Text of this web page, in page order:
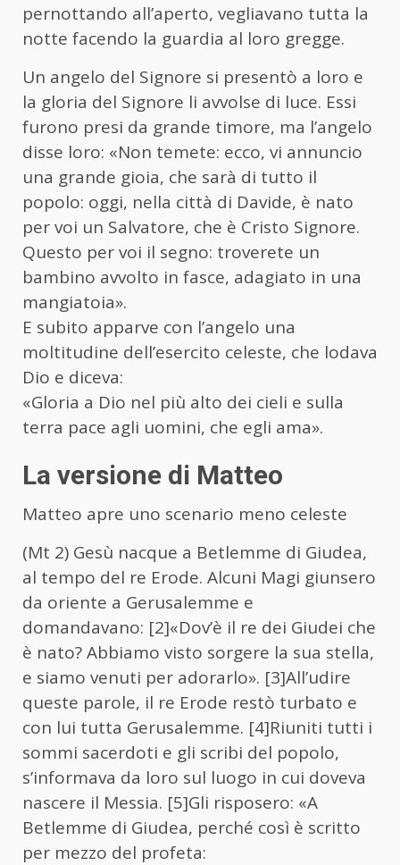
pernottando all’aperto, vegliavano tutta la
notte facendo la guardia al loro gregge.
Un angelo del Signore si presentò a loro e
la gloria del Signore li avvolse di luce. Essi
furono presi da grande timore, ma l’angelo
disse loro: «Non temete: ecco, vi annuncio
una grande gioia, che sarà di tutto il
popolo: oggi, nella città di Davide, è nato
per voi un Salvatore, che è Cristo Signore.
Questo per voi il segno: troverete un
bambino avvolto in fasce, adagiato in una
mangiatoia».
E subito apparve con l’angelo una
moltitudine dell’esercito celeste, che lodava
Dio e diceva:
«Gloria a Dio nel più alto dei cieli e sulla
terra pace agli uomini, che egli ama».
La versione di Matteo
Matteo apre uno scenario meno celeste
(Mt 2) Gesù nacque a Betlemme di Giudea,
al tempo del re Erode. Alcuni Magi giunsero
da oriente a Gerusalemme e
domandavano: [2]«Dov’è il re dei Giudei che
è nato? Abbiamo visto sorgere la sua stella,
e siamo venuti per adorarlo». [3]All’udire
queste parole, il re Erode restò turbato e
con lui tutta Gerusalemme. [4]Riuniti tutti i
sommi sacerdoti e gli scribi del popolo,
s’informava da loro sul luogo in cui doveva
nascere il Messia. [5]Gli risposero: «A
Betlemme di Giudea, perché così è scritto
per mezzo del profeta: